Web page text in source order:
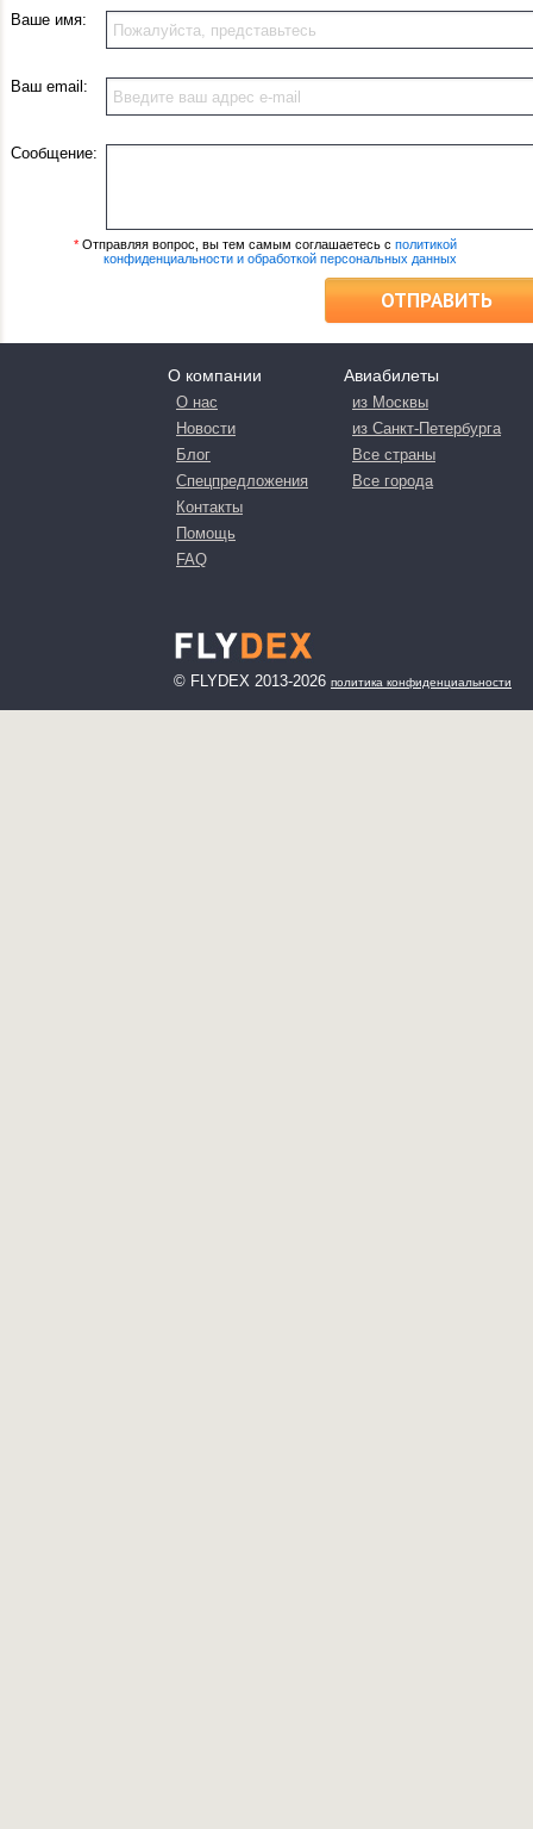
Ваше имя:
Ваш email:
Сообщение:
* Отправляя вопрос, вы тем самым соглашаетесь с политикой
конфиденциальности и обработкой персональных данных
ОТПРАВИТЬ
О компании
О нас
Новости
Блог
Спецпредложения
Контакты
Помощь
FAQ
Авиабилеты
из Москвы
из Санкт-Петербурга
Все страны
Все города
© FLYDEX 2013-2026 политика конфиденциальности